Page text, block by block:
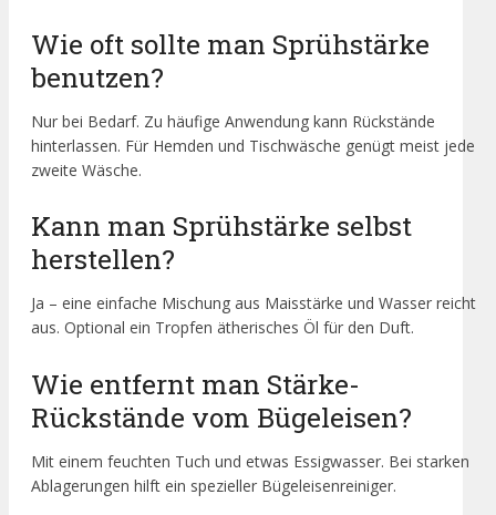
Wie oft sollte man Sprühstärke
benutzen?
Nur bei Bedarf. Zu häufige Anwendung kann Rückstände
hinterlassen. Für Hemden und Tischwäsche genügt meist jede
zweite Wäsche.
Kann man Sprühstärke selbst
herstellen?
Ja – eine einfache Mischung aus Maisstärke und Wasser reicht
aus. Optional ein Tropfen ätherisches Öl für den Duft.
Wie entfernt man Stärke-
Rückstände vom Bügeleisen?
Mit einem feuchten Tuch und etwas Essigwasser. Bei starken
Ablagerungen hilft ein spezieller Bügeleisenreiniger.